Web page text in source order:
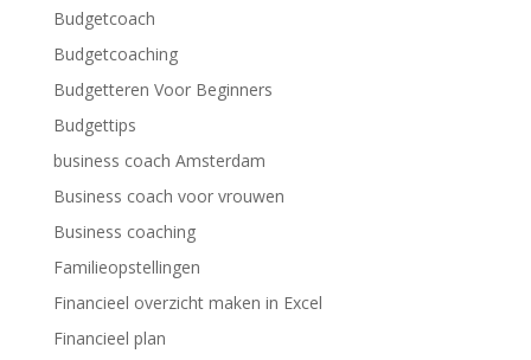
Budgetcoach
Budgetcoaching
Budgetteren Voor Beginners
Budgettips
business coach Amsterdam
Business coach voor vrouwen
Business coaching
Familieopstellingen
Financieel overzicht maken in Excel
Financieel plan